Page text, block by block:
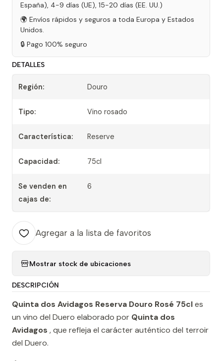
España), 4-9 días (UE), 15-20 días (EE. UU.)
🌍 Envíos rápidos y seguros a toda Europa y Estados
Unidos.
🔒 Pago 100% seguro
DETALLES
Región: Douro
Tipo: Vino rosado
Característica: Reserve
Capacidad: 75cl
Se venden en
cajas de:
6
Agregar a la lista de favoritos
Mostrar stock de ubicaciones
DESCRIPCIÓN
Quinta dos Avidagos Reserva Douro Rosé 75cles
un vino del Duero elaborado por Quinta dos
Avidagos , que refleja el carácter auténtico del terroir
del Duero.